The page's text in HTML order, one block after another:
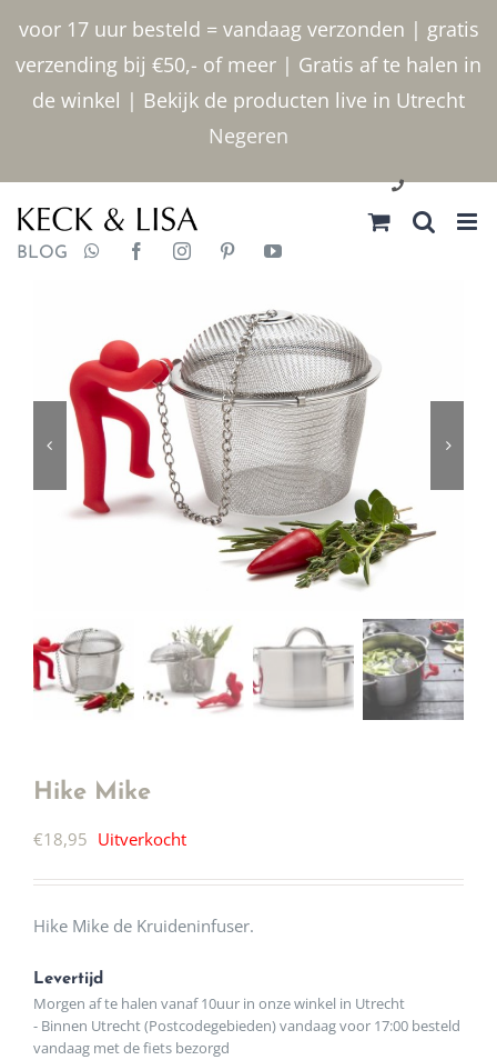
voor 17 uur besteld = vandaag verzonden | gratis
verzending bij €50,- of meer | Gratis af te halen in
de winkel | Bekijk de producten live in Utrecht
Negeren
inhoud
030 2400000
BLOG
Hike Mike
€18,95 Uitverkocht
Hike Mike de Kruideninfuser.
Levertijd
Morgen af te halen vanaf 10uur in onze winkel in Utrecht
- Binnen Utrecht (Postcodegebieden) vandaag voor 17:00 besteld
vandaag met de fiets bezorgd